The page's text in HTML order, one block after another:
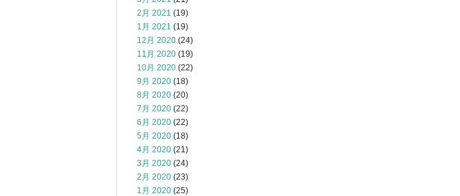
2月 2021 (19)
1月 2021 (19)
12月 2020 (24)
11月 2020 (19)
10月 2020 (22)
9月 2020 (18)
8月 2020 (20)
7月 2020 (22)
6月 2020 (22)
5月 2020 (18)
4月 2020 (21)
3月 2020 (24)
2月 2020 (23)
1月 2020 (25)